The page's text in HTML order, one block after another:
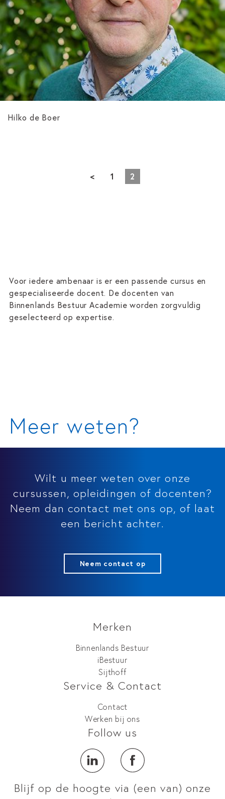
Hilko de Boer
< 1 2
Voor iedere ambenaar is er een passende cursus en
gespecialiseerde docent. De docenten van
Binnenlands Bestuur Academie worden zorgvuldig
geselecteerd op expertise.
Meer weten?
Wilt u meer weten over onze
cursussen, opleidingen of docenten?
Neem dan contact met ons op, of laat
een bericht achter.
Neem contact op
Merken
Binnenlands Bestuur
iBestuur
Sijthoff
Service & Contact
Contact
Werken bij ons
Follow us
Blijf op de hoogte via (een van) onze